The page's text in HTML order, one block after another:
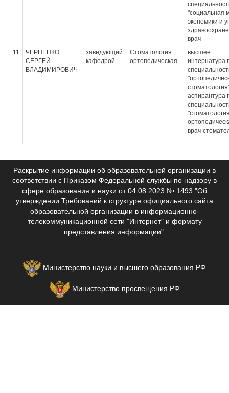
"социальная
экономики и
врач
11
ЧЕРНЕНКО
СЕРГЕЙ
ВЛАДИМИРОВИЧ
заведующий
кафедрой
Стоматология
ортопедическая
высшее
интернатура
аспирантура
врач-
Раскрытие информации об образовательной организации в
соответствии с Приказом Федеральной службы по надзору в
сфере образования и науки от 04.08.2023 № 1493 "Об
утверждении Требований к структуре официального сайта
образовательной организации в информационно-
телекоммуникационной сети "Интернет" и формату
представления информации".
Министерство науки и высшего образования РФ
Министерство просвещения РФ